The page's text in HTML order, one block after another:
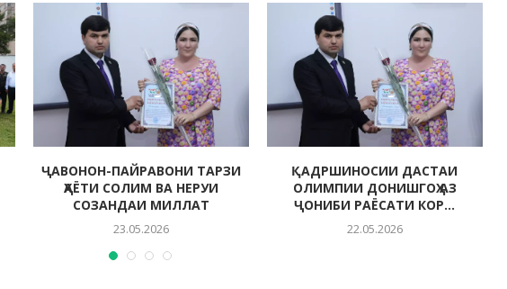
ҶАВОНОН-ПАЙРАВОНИ ТАРЗИ
ҲАЁТИ СОЛИМ ВА НЕРУИ
СОЗАНДАИ МИЛЛАТ
23.05.2026
ҚАДРШИНОСИИ ДАСТАИ
ОЛИМПИИ ДОНИШГОҲ АЗ
ҶОНИБИ РАЁСАТИ КОР...
22.05.2026